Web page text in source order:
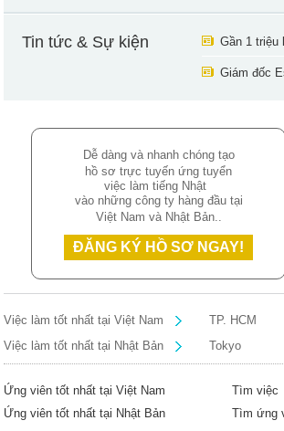
Higanbana,
đồng loạt,
người.
Tin tức & Sự kiện Gần 1 triệu
Giám đốc
Dễ dàng và nhanh chóng tạo
hồ sơ trực tuyến ứng tuyển
việc làm tiếng Nhật
vào những công ty hàng đầu tại
Việt Nam và Nhật Bản..
ĐĂNG KÝ HỒ SƠ NGAY!
Việc làm tốt nhất tại Việt Nam TP. HCM
Việc làm tốt nhất tại Nhật Bản
Tokyo
Ứng viên tốt nhất tại Việt Nam
Tìm việc
Ứng viên tốt nhất tại Nhật Bản
Tìm ứng